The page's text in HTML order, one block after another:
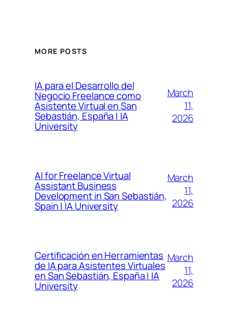
MORE POSTS
IA para el Desarrollo del
Negocio Freelance como
Asistente Virtual en San
Sebastián, España | IA
University
March
11,
2026
AI for Freelance Virtual
Assistant Business
Development in San Sebastián,
Spain | IA University
March
11,
2026
Certificación en Herramientas
de IA para Asistentes Virtuales
en San Sebastián, España | IA
University
March
11,
2026